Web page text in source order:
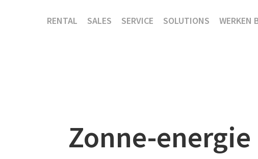
RENTAL SALES SERVICE SOLUTIONS WERKEN
Zonne-energie